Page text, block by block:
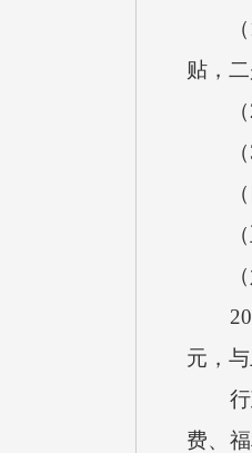
（1
贴，
（2
（3
（四
（五
（六
元，
行政
费、